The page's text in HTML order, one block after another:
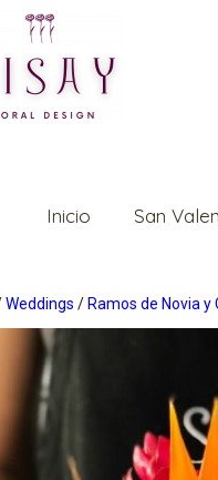
Inicio San
Weddings / Ramos de Novia y